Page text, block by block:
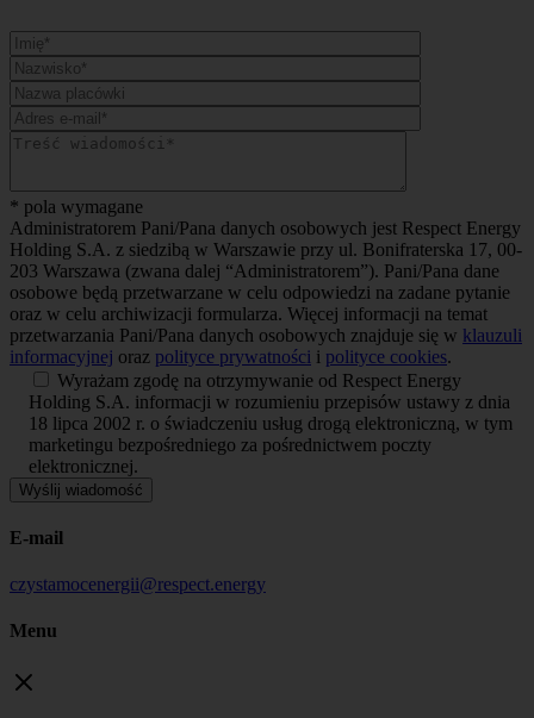
* pola wymagane
Administratorem Pani/Pana danych osobowych jest Respect Energy
Holding S.A. z siedzibą w Warszawie przy ul. Bonifraterska 17, 00-
203 Warszawa (zwana dalej “Administratorem”). Pani/Pana dane
osobowe będą przetwarzane w celu odpowiedzi na zadane pytanie
oraz w celu archiwizacji formularza. Więcej informacji na temat
przetwarzania Pani/Pana danych osobowych znajduje się w klauzuli
informacyjnej oraz polityce prywatności i polityce cookies.
Wyrażam zgodę na otrzymywanie od Respect Energy
Holding S.A. informacji w rozumieniu przepisów ustawy z dnia
18 lipca 2002 r. o świadczeniu usług drogą elektroniczną, w tym
marketingu bezpośredniego za pośrednictwem poczty
elektronicznej.
E-mail
czystamocenergii@respect.energy
Menu